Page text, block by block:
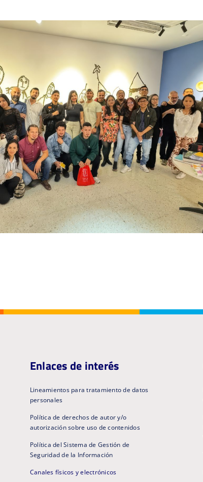
Enlaces de interés
Lineamientos para tratamiento de datos
personales
Política de derechos de autor y/o
autorización sobre uso de contenidos
Política del Sistema de Gestión de
Seguridad de la Información
Canales físicos y electrónicos